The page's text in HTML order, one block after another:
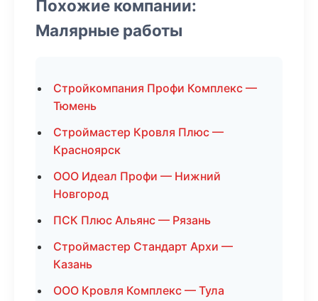
Похожие компании:
Малярные работы
Стройкомпания Профи Комплекс —
Тюмень
Строймастер Кровля Плюс —
Красноярск
ООО Идеал Профи — Нижний
Новгород
ПСК Плюс Альянс — Рязань
Строймастер Стандарт Архи —
Казань
ООО Кровля Комплекс — Тула